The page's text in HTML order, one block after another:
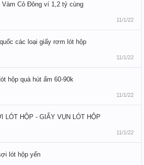
Vàm Cỏ Đông ví 1,2 tỷ cùng
11/1/22
các loại giấy rơm lót hộp
11/1/22
hộp quà hút ẩm 60-90k
11/1/22
LÓT HỘP - GIẤY VỤN LÓT HỘP
11/1/22
lót hộp yến